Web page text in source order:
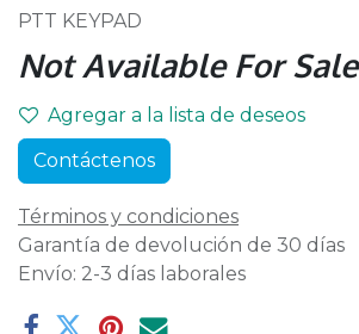
PTT KEYPAD
Not Available For Sale
Agregar a la lista de deseos
Contáctenos
Términos y condiciones
Garantía de devolución de 30 días
Envío: 2-3 días laborales